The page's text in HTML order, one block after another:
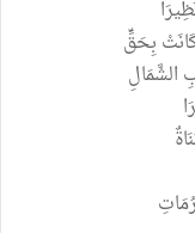
بِحَقٍّ
الشَّمَالِ